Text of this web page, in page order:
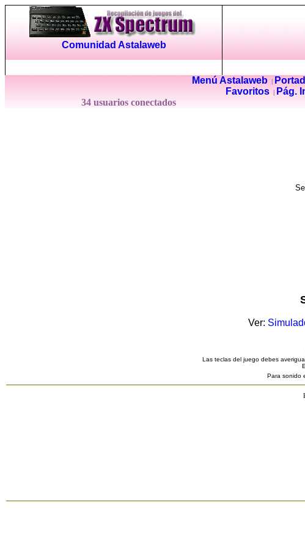
Comunidad Astalaweb
Menú Astalaweb|
Favoritos
Pág.
34 usuarios conectados
Ver:
Las teclas del juego debes
Para sonido